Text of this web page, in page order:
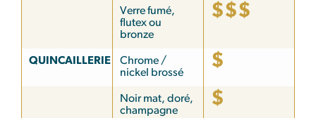
Verre fumé,
flutex ou
bronze
$$$
QUINCAILLERIE
Chrome /
nickel brossé
$
Noir mat, doré,
champagne
$